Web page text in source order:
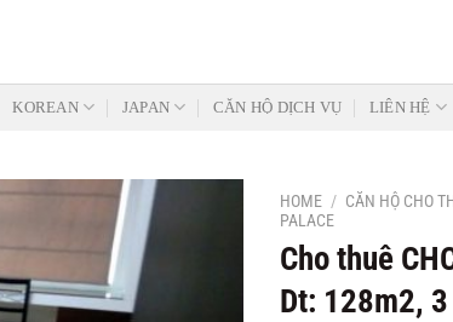
KOREAN JAPAN CĂN HỘ DỊCH VỤ LIÊN HỆ
HOME / CĂN HỘ CHO
PALACE
Cho thuê
Dt: 128m2,